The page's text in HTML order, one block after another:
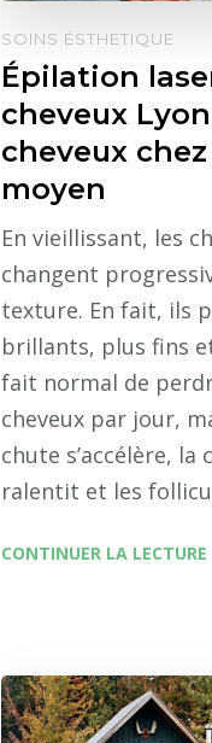
SOINS ÉSTHETIQUE
Épilation
cheveux
cheveux
moyen
En vieillissant, les
changent
texture. En fait, ils
brillants, plus fins
fait normal de
cheveux par jour,
chute s’accélère, la
ralentit et les
CONTINUER LA LECTURE